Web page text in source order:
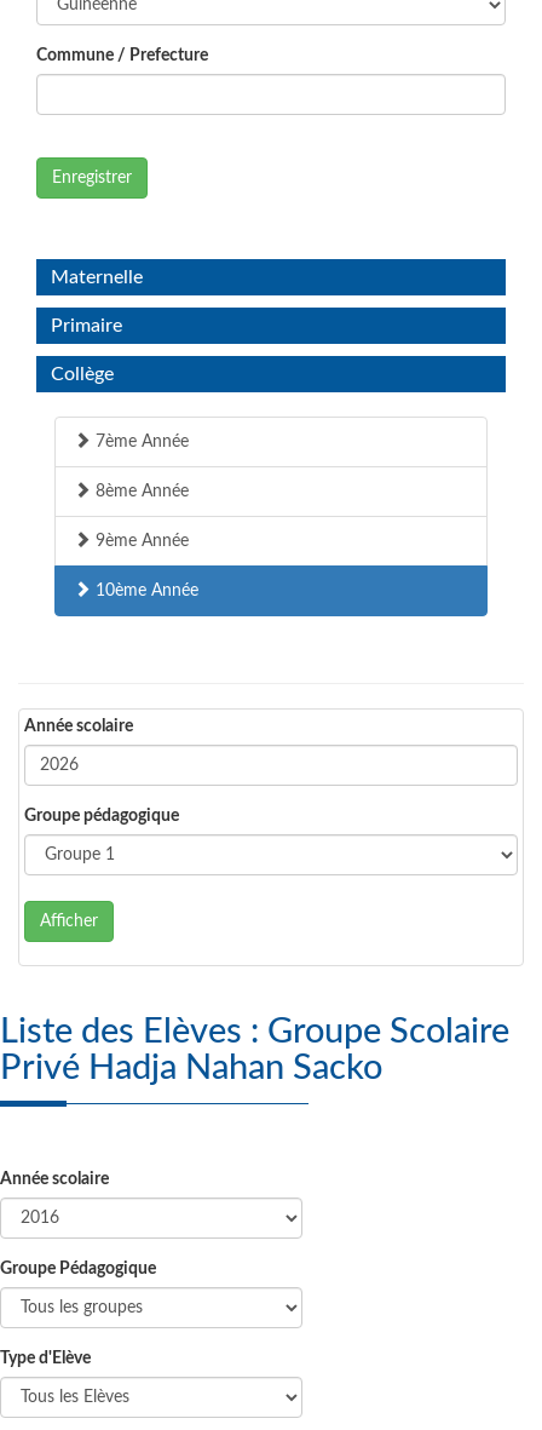
Commune / Prefecture
Enregistrer
Maternelle
Primaire
Collège
7ème Année
8ème Année
9ème Année
10ème Année
Année scolaire
Groupe pédagogique
Afficher
Liste des Elèves : Groupe Scolaire
Privé Hadja Nahan Sacko
Année scolaire
Groupe Pédagogique
Type d'Elève